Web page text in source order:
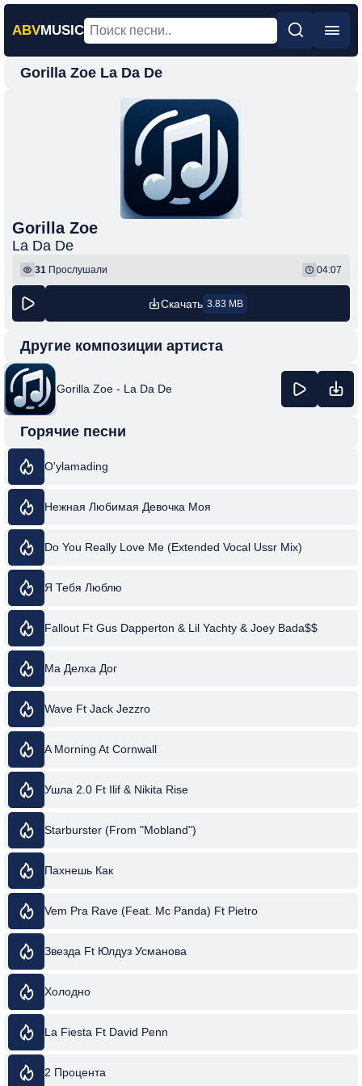
ABVMUSIC
Главная
Шансон
Фонк
Gorilla Zoe La Da De
Gorilla Zoe
La Da De
31 Прослушали 04:07
Скачать 3.83 MB
Другие композиции артиста
Gorilla Zoe - La Da De
Горячие песни
O'ylamading
Нежная Любимая Девочка Моя
Do You Really Love Me (Extended Vocal Ussr Mix)
Я Тебя Люблю
Fallout Ft Gus Dapperton & Lil Yachty & Joey Bada$$
Ма Делха Дог
Wave Ft Jack Jezzro
A Morning At Cornwall
Ушла 2.0 Ft Ilif & Nikita Rise
Starburster (From "Mobland")
Пахнешь Как
Vem Pra Rave (Feat. Mc Panda) Ft Pietro
Звезда Ft Юлдуз Усманова
Холодно
La Fiesta Ft David Penn
2 Процента